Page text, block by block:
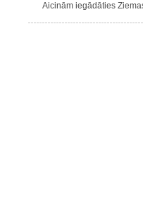
Aicinām iegādāties